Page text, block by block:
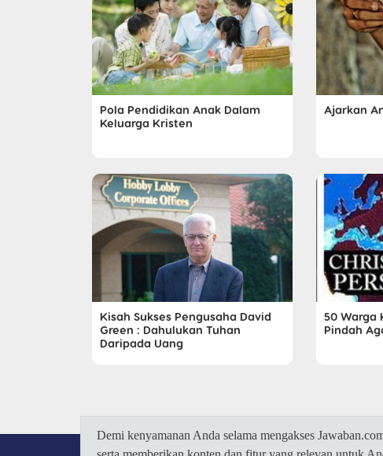
Pola Pendidikan Anak Dalam
Keluarga Kristen
Ajarkan
Kisah Sukses Pengusaha David
Green : Dahulukan Tuhan
Daripada Uang
50 Warga
Pindah
Demi kenyamanan Anda selama mengakses